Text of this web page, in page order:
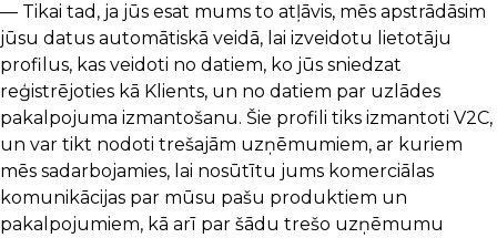
— Tikai tad, ja jūs esat mums to atļāvis, mēs apstrādāsim
jūsu datus automātiskā veidā, lai izveidotu lietotāju
profilus, kas veidoti no datiem, ko jūs sniedzat
reģistrējoties kā Klients, un no datiem par uzlādes
pakalpojuma izmantošanu. Šie profili tiks izmantoti V2C,
un var tikt nodoti trešajām uzņēmumiem, ar kuriem
mēs sadarbojamies, lai nosūtītu jums komerciālas
komunikācijas par mūsu pašu produktiem un
pakalpojumiem, kā arī par šādu trešo uzņēmumu